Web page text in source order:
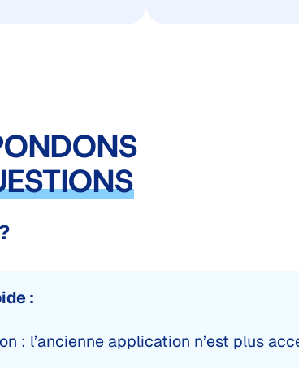
:
: l’ancienne application n’est plus